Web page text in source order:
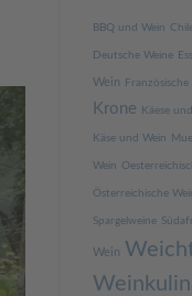
BBQ und Wein
Deutsche Weine
Wein Französische
Krone
Käese
Käse und Wein
Wein
Österreichische
Spargelweine
Wein